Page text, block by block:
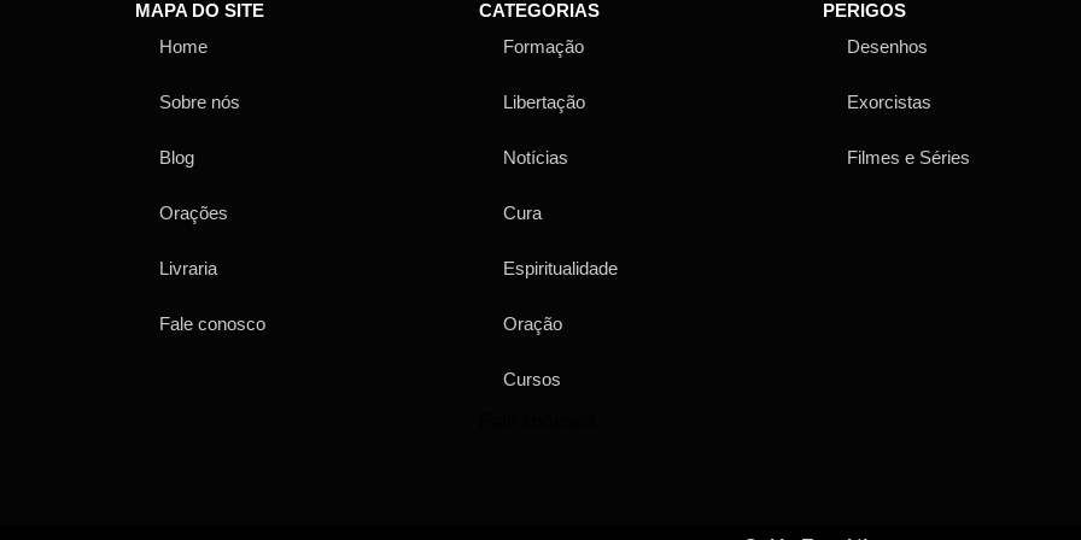
MAPA DO SITE
Home
Sobre nós
Blog
Orações
Livraria
Fale conosco
CATEGORIAS
Formação
Libertação
Notícias
Cura
Espiritualidade
Oração
Cursos
PERIGOS
Desenhos
Exorcistas
Filmes e Séries